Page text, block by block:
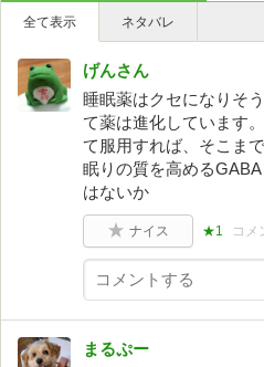
全て表示 ネタバレ
げんさん
睡眠薬はクセになりそ
て薬は進化しています
て服用すれば、そこま
眠りの質を高める
はないか
ナイス ★1 コメ
まるぷー